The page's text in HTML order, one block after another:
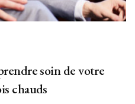
soin de votre
chauds